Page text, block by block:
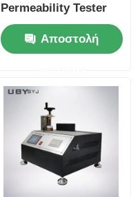
Permeability Tester
with 6pcs Testing
Bottle for Footwear
EN ISO 20344 SATRA
Αποστολή